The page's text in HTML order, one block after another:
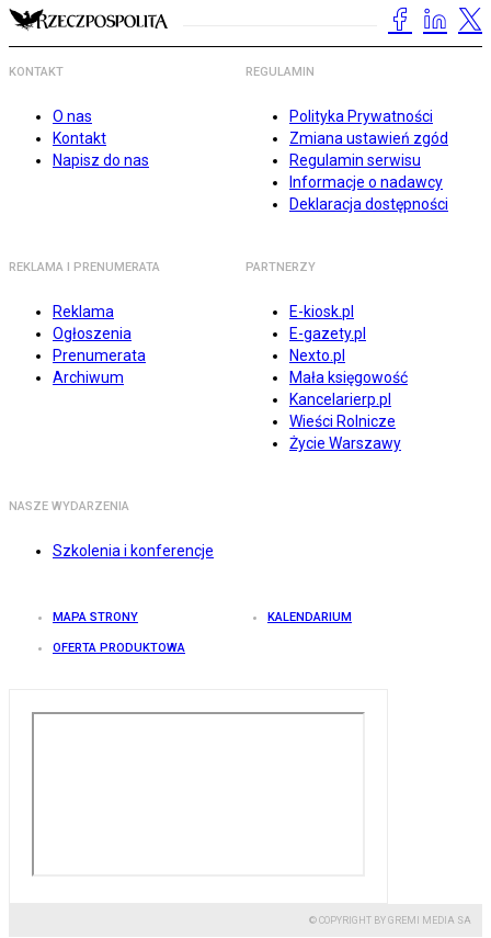
KONTAKT
O nas
Kontakt
Napisz do nas
REGULAMIN
Polityka Prywatności
Zmiana ustawień zgód
Regulamin serwisu
Informacje o nadawcy
Deklaracja dostępności
REKLAMA I PRENUMERATA
Reklama
Ogłoszenia
Prenumerata
Archiwum
PARTNERZY
E-kiosk.pl
E-gazety.pl
Nexto.pl
Mała księgowość
Kancelarierp.pl
Wieści Rolnicze
Życie Warszawy
NASZE WYDARZENIA
Szkolenia i konferencje
MAPA STRONY KALENDARIUM
OFERTA PRODUKTOWA
© COPYRIGHT BY GREMI MEDIA SA